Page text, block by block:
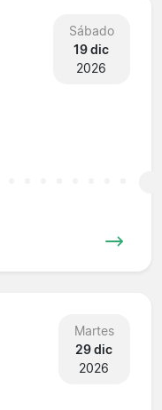
Sábado
19 dic
2026
Martes
29 dic
2026